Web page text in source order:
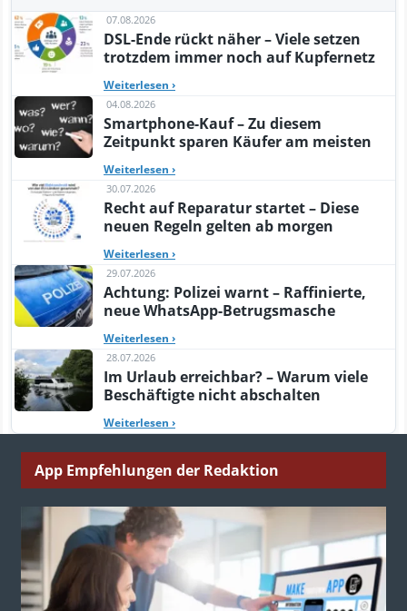
07.08.2026
DSL-Ende rückt näher – Viele setzen
trotzdem immer noch auf Kupfernetz
Weiterlesen ›
04.08.2026
Smartphone-Kauf – Zu diesem
Zeitpunkt sparen Käufer am meisten
Weiterlesen ›
30.07.2026
Recht auf Reparatur startet – Diese
neuen Regeln gelten ab morgen
Weiterlesen ›
29.07.2026
Achtung: Polizei warnt – Raffinierte,
neue WhatsApp-Betrugsmasche
Weiterlesen ›
28.07.2026
Im Urlaub erreichbar? – Warum viele
Beschäftigte nicht abschalten
Weiterlesen ›
App Empfehlungen der Redaktion